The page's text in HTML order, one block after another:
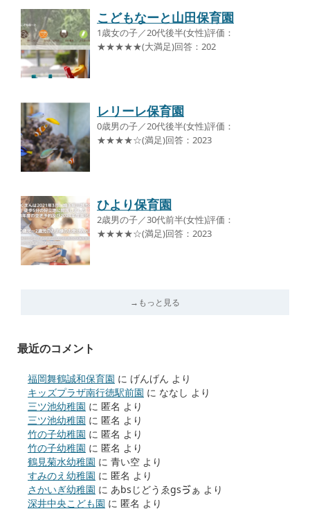
こどもなーと山田保育園
1歳女の子／20代後半(女性)評価：
★★★★★(大満足)回答：202
レリーレ保育園
0歳男の子／20代後半(女性)評価：
★★★★☆(満足)回答：2023
ひより保育園
2歳男の子／30代前半(女性)評価：
★★★★☆(満足)回答：2023
→もっと見る
最近のコメント
福岡舞鶴誠和保育園 に げんげん より
キッズプラザ南行徳駅前園 に ななし より
三ツ池幼稚園 に 匿名 より
三ツ池幼稚園 に 匿名 より
竹の子幼稚園 に 匿名 より
竹の子幼稚園 に 匿名 より
鶴見菊水幼稚園 に 青い空 より
すみのえ幼稚園 に 匿名 より
さかいぎ幼稚園 に あbsじどうゑgsゔぁ より
深井中央こども園 に 匿名 より